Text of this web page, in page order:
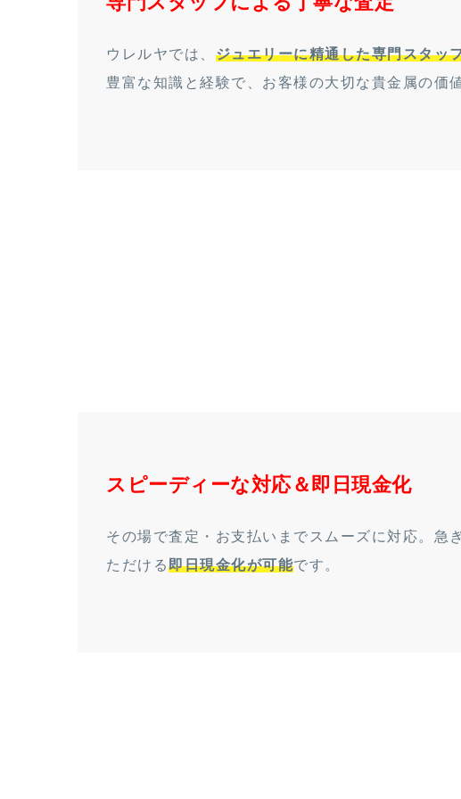
ウレルヤでは、 ジュエリーに精通した専門スタッ
豊富な知識と経験で、お客様の大切な貴金属の価
スピーディーな対応＆即日現金化
その場で査定・お支払いまでスムーズに対応。急
ただける即日現金化が可能です。